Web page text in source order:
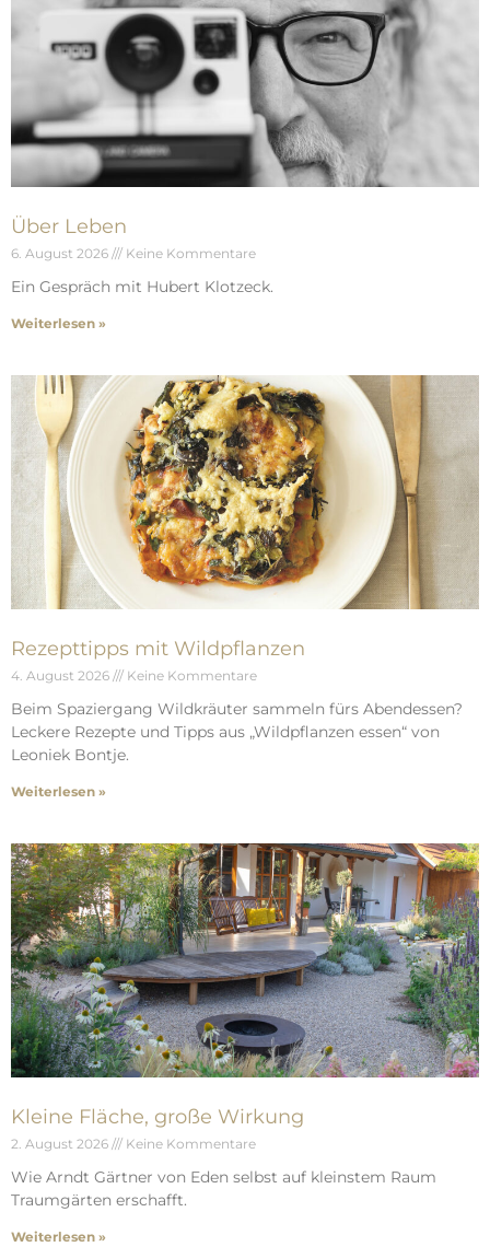
Über Leben
6. August 2026 Keine Kommentare
Ein Gespräch mit Hubert Klotzeck.
Weiterlesen »
Rezepttipps mit Wildpflanzen
4. August 2026 Keine Kommentare
Beim Spaziergang Wildkräuter sammeln fürs Abendessen?
Leckere Rezepte und Tipps aus „Wildpflanzen essen“ von
Leoniek Bontje.
Weiterlesen »
Kleine Fläche, große Wirkung
2. August 2026 Keine Kommentare
Wie Arndt Gärtner von Eden selbst auf kleinstem Raum
Traumgärten erschafft.
Weiterlesen »